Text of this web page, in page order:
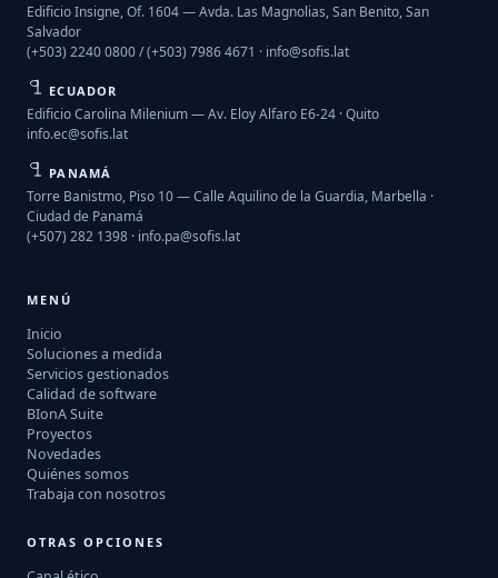
Edificio Insigne, Of. 1604 — Avda. Las Magnolias, San Benito, San
Salvador
(+503) 2240 0800 / (+503) 7986 4671 · info@sofis.lat
ECUADOR
Edificio Carolina Milenium — Av. Eloy Alfaro E6-24 · Quito
info.ec@sofis.lat
PANAMÁ
Torre Banistmo, Piso 10 — Calle Aquilino de la Guardia, Marbella ·
Ciudad de Panamá
(+507) 282 1398 · info.pa@sofis.lat
MENÚ
Inicio
Soluciones a medida
Servicios gestionados
Calidad de software
BIonA Suite
Proyectos
Novedades
Quiénes somos
Trabaja con nosotros
OTRAS OPCIONES